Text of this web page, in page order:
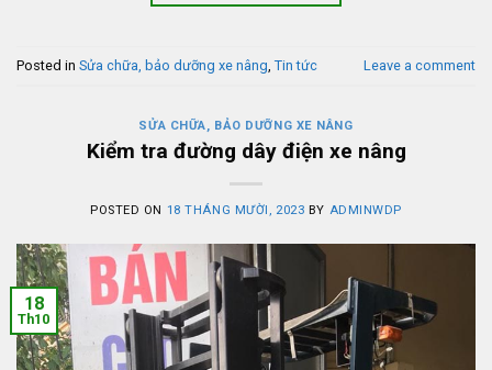
Posted in Sửa chữa, bảo dưỡng xe nâng Tin tức Leave a comment
SỬA CHỮA, BẢO DƯỠNG XE NÂNG
Kiểm tra đường dây điện xe nâng
POSTED ON 18 THÁNG MƯỜI, 2023 BY ADMINWDP
18
Th10